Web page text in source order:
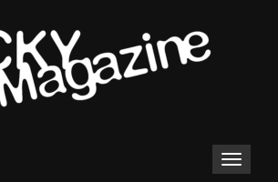
Toggle
navigation